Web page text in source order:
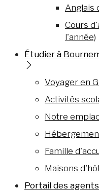
Anglais
Cours
l'année)
Étudier à
Voyager en
Activités
Notre
Famille
Maisons
Portail des agents